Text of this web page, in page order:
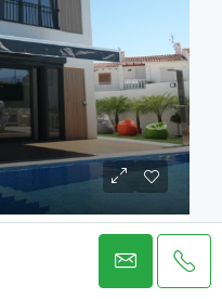
W La Nucia: